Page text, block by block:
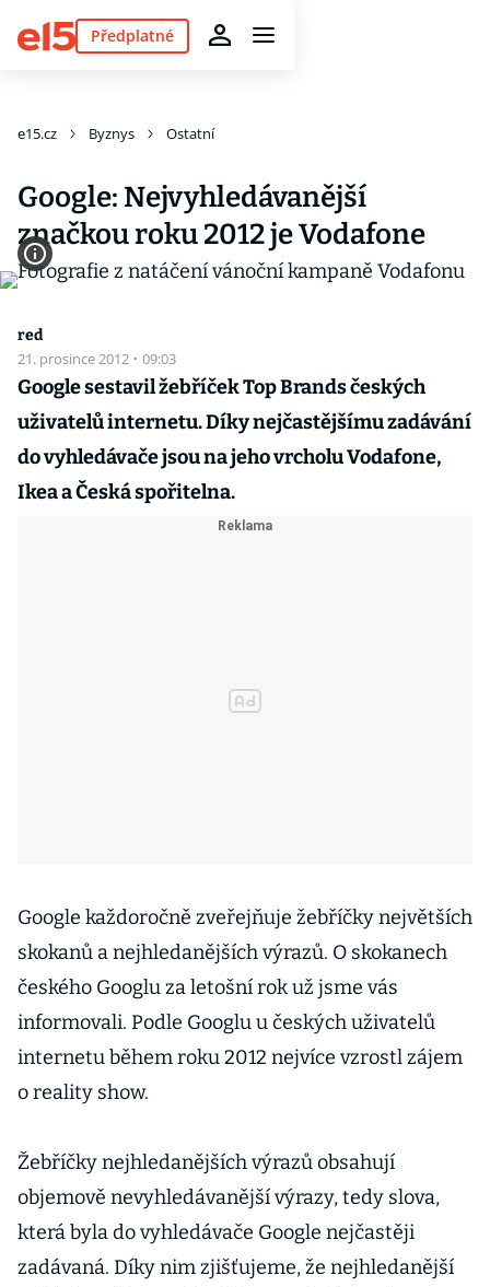
Předplatné
e15.cz Byznys Ostatní
Google: Nejvyhledávanější
značkou roku 2012 je Vodafone
red
21. prosince 2012 · 09:03
Google sestavil žebříček Top Brands českých
uživatelů internetu. Díky nejčastějšímu zadávání
do vyhledávače jsou na jeho vrcholu Vodafone,
Ikea a Česká spořitelna.
Google každoročně zveřejňuje žebříčky největších
skokanů a nejhledanějších výrazů. O skokanech
českého Googlu za letošní rok už jsme vás
informovali. Podle Googlu u českých uživatelů
internetu během roku 2012 nejvíce vzrostl zájem
o reality show.
Žebříčky nejhledanějších výrazů obsahují
objemově nevyhledávanější výrazy, tedy slova,
která byla do vyhledávače Google nejčastěji
zadávaná. Díky nim zjišťujeme, že nejhledanější